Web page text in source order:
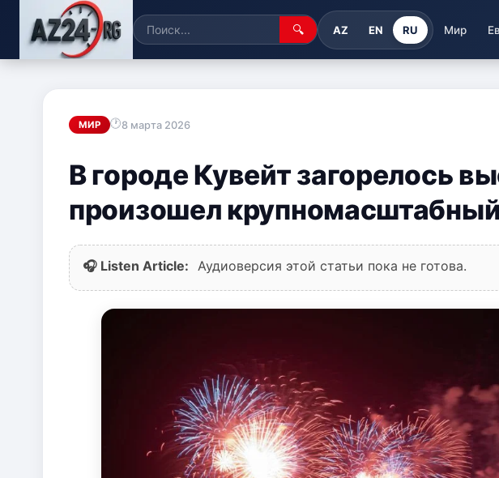
🔍 AZ EN RU Мир
МИР 8 марта 2026
В городе Кувейт загорелось
произошел
🎧 Listen Article: Аудиоверсия этой статьи пока не готова.